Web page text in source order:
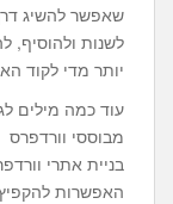
שאפשר להשיג
לשנות ולהוסיף,
יותר מדי לקוד
עוד כמה מילים
מבוססי וורדפרס
בניית אתרי
האפשרות